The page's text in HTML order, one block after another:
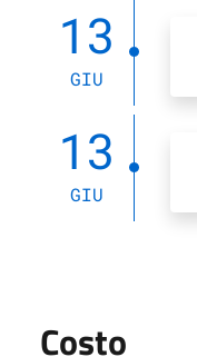
13
GIU
13
GIU
Costo